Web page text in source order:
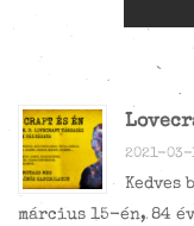
2021-03-
Kedves
március 15-én, 84